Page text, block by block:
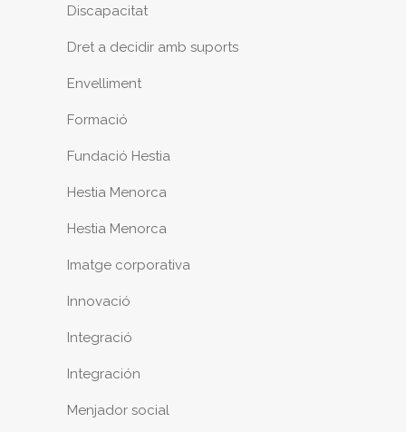
Discapacitat
Dret a decidir amb suports
Envelliment
Formació
Fundació Hestia
Hestia Menorca
Hestia Menorca
Imatge corporativa
Innovació
Integració
Integración
Menjador social